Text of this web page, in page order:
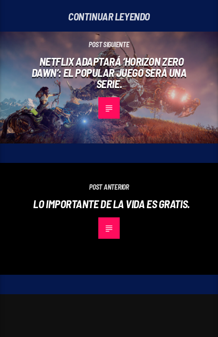
CONTINUAR LEYENDO
POST SIGUIENTE
NETFLIX ADAPTARÁ ‘HORIZON ZERO
DAWN’: EL POPULAR JUEGO SERÁ UNA
SERIE.
POST ANTERIOR
LO IMPORTANTE DE LA VIDA ES GRATIS.